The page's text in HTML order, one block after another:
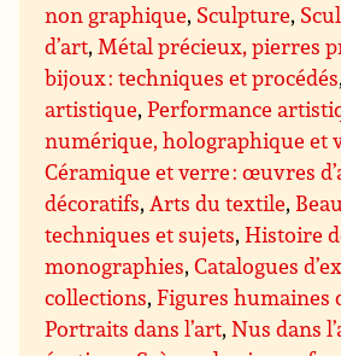
non graphique, Sculpture,
d’art,Métal précieux, pierres
bijoux : techniques et procédés,
artistique,Performance
numérique, holographique et
Céramique et verre : œuvres
décoratifs,Arts du textile,
techniques et sujets,Histoire
monographies,Catalogues
collections,Figures humaines
Portraits dans l’art,Nus dans